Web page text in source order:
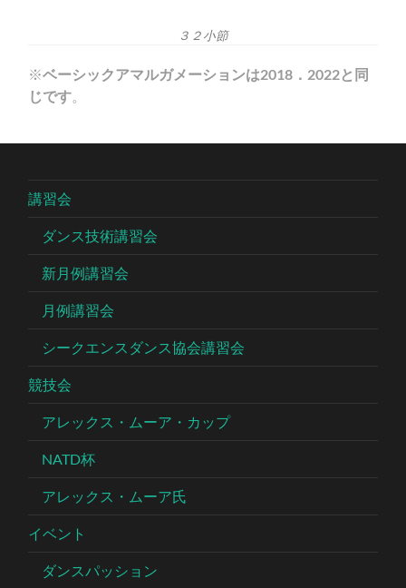
３２小節
※ベーシックアマルガメーションは2018．2022と同
じです。
講習会
ダンス技術講習会
新月例講習会
月例講習会
シークエンスダンス協会講習会
競技会
アレックス・ムーア・カップ
NATD杯
アレックス・ムーア氏
イベント
ダンスパッション